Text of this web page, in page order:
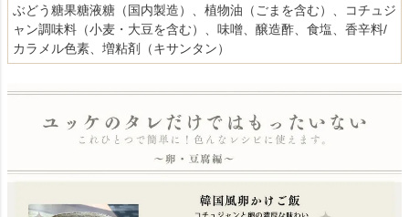
ぶどう糖果糖液糖（国内製造）、植物油（ごまを含む）、コチュジ
ャン調味料（小麦・大豆を含む）、味噌、醸造酢、食塩、香辛料/
カラメル色素、増粘剤（キサンタン）